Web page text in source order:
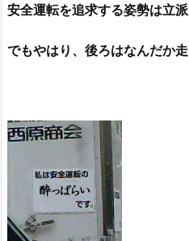
安全運転を追求する姿勢は立派
でもやはり、後ろはなんだか走